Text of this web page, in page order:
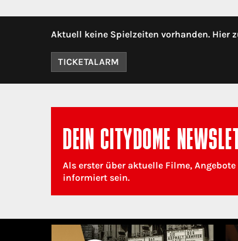
Aktuell keine Spielzeiten vorhanden. Hier
TICKETALARM
DEIN CITYDOME
Als erster über aktuelle Filme,
informiert sein.